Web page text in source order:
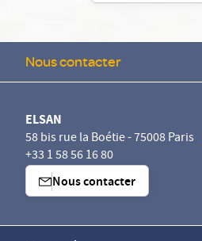
Nous contacter
ELSAN
58 bis rue la Boétie - 75008 Paris
+33 1 58 56 16 80
Nous contacter